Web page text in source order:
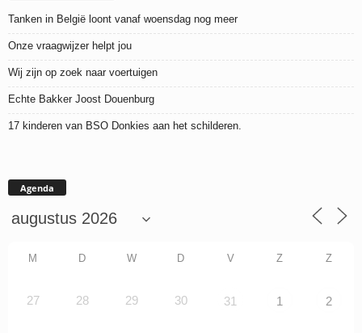
Tanken in België loont vanaf woensdag nog meer
Onze vraagwijzer helpt jou
Wij zijn op zoek naar voertuigen
Echte Bakker Joost Douenburg
17 kinderen van BSO Donkies aan het schilderen.
Agenda
M D W D V Z Z
27 28 29 30 31 1 2